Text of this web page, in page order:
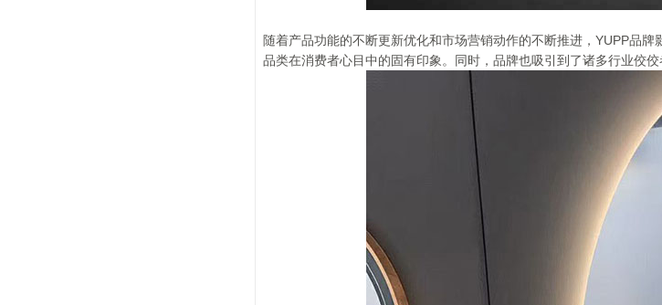
随着产品功能的不断更新优化和市场营销动作的不断推进，YUPP品
品类在消费者心目中的固有印象。同时，品牌也吸引到了诸多行业佼佼